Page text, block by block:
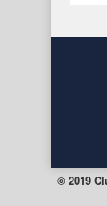
© 2019